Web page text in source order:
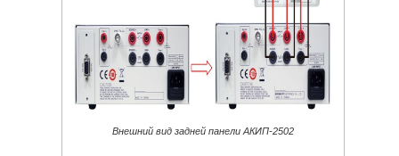
Внешний вид задней панели АКИП-2502